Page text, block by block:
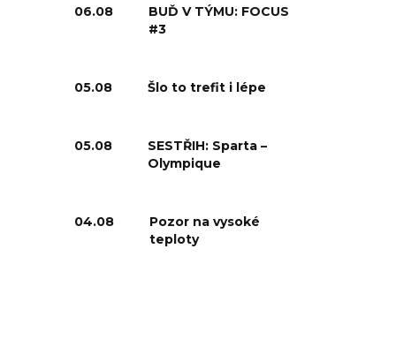
06.08
BUĎ V TÝMU: FOCUS
#3
05.08 Šlo to trefit i lépe
05.08
SESTŘIH: Sparta –
Olympique
04.08
Pozor na vysoké
teploty